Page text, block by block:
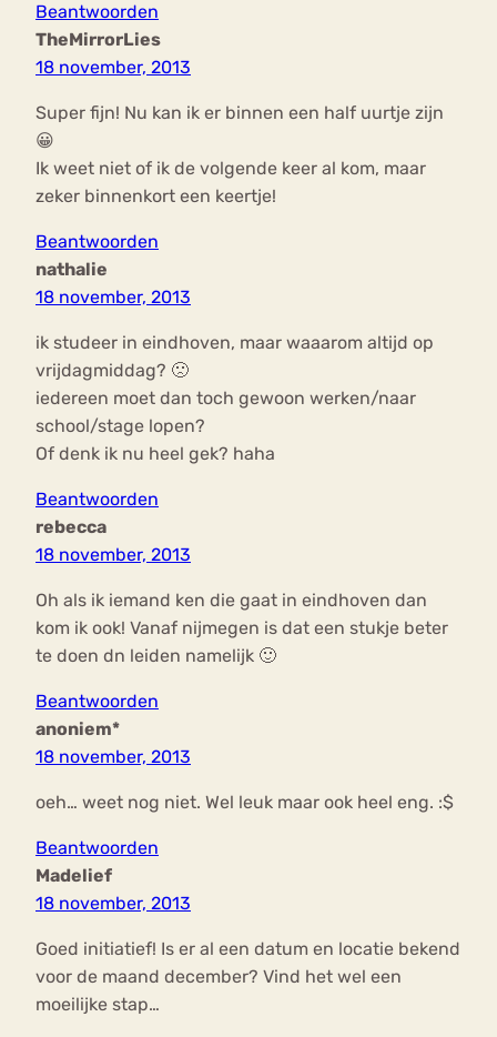
Beantwoorden
TheMirrorLies
18 november, 2013
Super fijn! Nu kan ik er binnen een half uurtje zijn
😀
Ik weet niet of ik de volgende keer al kom, maar
zeker binnenkort een keertje!
Beantwoorden
nathalie
18 november, 2013
ik studeer in eindhoven, maar waaarom altijd op
vrijdagmiddag? 🙁
iedereen moet dan toch gewoon werken/naar
school/stage lopen?
Of denk ik nu heel gek? haha
Beantwoorden
rebecca
18 november, 2013
Oh als ik iemand ken die gaat in eindhoven dan
kom ik ook! Vanaf nijmegen is dat een stukje beter
te doen dn leiden namelijk 🙂
Beantwoorden
anoniem*
18 november, 2013
oeh… weet nog niet. Wel leuk maar ook heel eng. :$
Beantwoorden
Madelief
18 november, 2013
Goed initiatief! Is er al een datum en locatie bekend
voor de maand december? Vind het wel een
moeilijke stap…